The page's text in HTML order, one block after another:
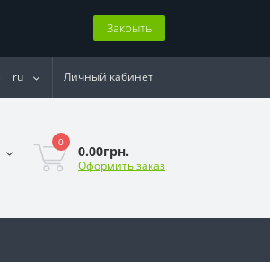
Закрыть
ru Личный кабинет
0
0.00грн.
Оформить заказ